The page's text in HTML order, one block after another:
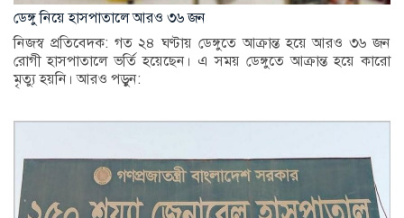
ডেঙ্গু নিয়ে হাসপাতালে আরও ৩৬ জন
নিজস্ব প্রতিবেদক: গত ২৪ ঘণ্টায় ডেঙ্গুতে আক্রান্ত হয়ে আরও ৩৬ জন
রোগী হাসপাতালে ভর্তি হয়েছেন। এ সময় ডেঙ্গুতে আক্রান্ত হয়ে কারো
মৃত্যু হয়নি। আরও পড়ুন: